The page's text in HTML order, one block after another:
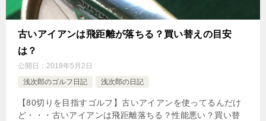
古いアイアンは飛距離が落ちる？買い替えの目安
は？
公開日： 2018年5月2日
浅次郎のゴルフ日記
浅次郎の日記
【80切りを目指すゴルフ】古いアイアンを使ってるんだけ
ど・・・古いアイアンは飛距離落ちる？性能悪い？買い替